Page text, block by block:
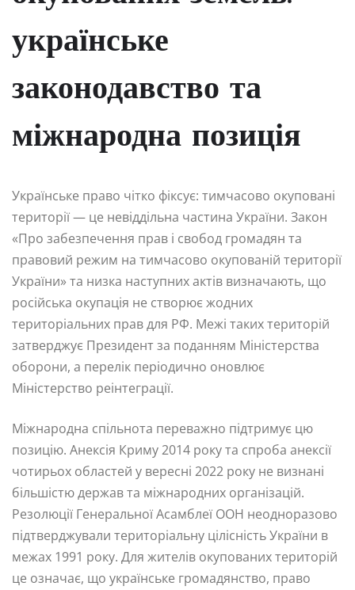
українське
законодавство та
міжнародна позиція
Українське право чітко фіксує: тимчасово окуповані
території — це невіддільна частина України. Закон
«Про забезпечення прав і свобод громадян та
правовий режим на тимчасово окупованій території
України» та низка наступних актів визначають, що
російська окупація не створює жодних
територіальних прав для РФ. Межі таких територій
затверджує Президент за поданням Міністерства
оборони, а перелік періодично оновлює
Міністерство реінтеграції.
Міжнародна спільнота переважно підтримує цю
позицію. Анексія Криму 2014 року та спроба анексії
чотирьох областей у вересні 2022 року не визнані
більшістю держав та міжнародних організацій.
Резолюції Генеральної Асамблеї ООН неодноразово
підтверджували територіальну цілісність України в
межах 1991 року. Для жителів окупованих територій
це означає, що українське громадянство, право